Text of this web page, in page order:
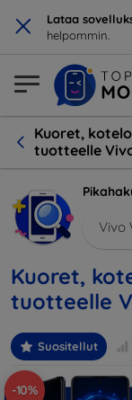
× Lataa
helpommin.
Kuoret,
tuotteelle
Vivo
Kuoret,
tuotteelle
Suositellut
-10%